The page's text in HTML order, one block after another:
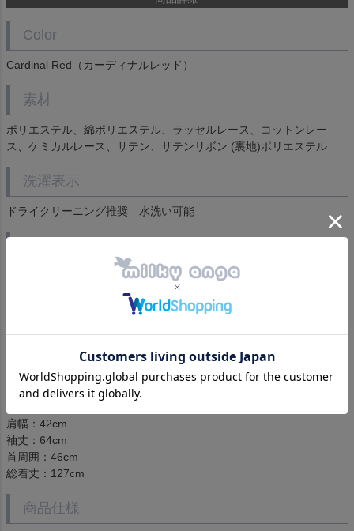
Color
Cardinal Red（カーディナルレッド）
素材
ポリエステル、綿ポリエステル、ラッセルレース、コットンレー
ス、ケミカルレース、サテン、サテンリボン (裏地)ポリエステル
洗濯表示
ドライクリーニング推奨 水洗い可能
長袖ワンピース、エプロン、胸リボン、付け襟２種
※撮影時はレーストリムワイヤーボーンパニエ３段、ミディパニ
エ、リボン04（ミッドナイトブルー）を使用していますが、セット
XLサイズ
バスト：110cm
肩幅：42cm
袖丈：64cm
首周囲：46cm
総着丈：127cm
商品仕様